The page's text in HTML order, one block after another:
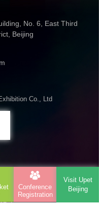
No. 6, East Third
Beijing
Co., Ltd
Exhibition Co., Ltd.
Beijing Pet Exhibition京ICP
Conference
Registration
Visit Upet
Beijing